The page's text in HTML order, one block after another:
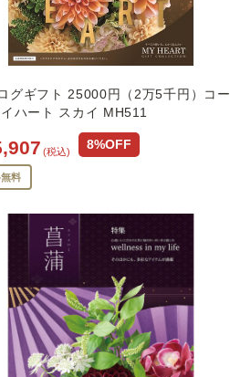
グギフト 25000円（2万5千円）コー
ハート スカイ MH511
(税込) 8%OFF
料